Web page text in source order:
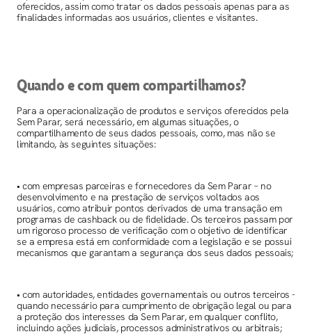
oferecidos, assim como tratar os dados pessoais apenas para as
finalidades informadas aos usuários, clientes e visitantes.
Quando e com quem compartilhamos?
Para a operacionalização de produtos e serviços oferecidos pela
Sem Parar, será necessário, em algumas situações, o
compartilhamento de seus dados pessoais, como, mas não se
limitando, às seguintes situações:
• com empresas parceiras e fornecedores da Sem Parar – no
desenvolvimento e na prestação de serviços voltados aos
usuários, como atribuir pontos derivados de uma transação em
programas de cashback ou de fidelidade. Os terceiros passam por
um rigoroso processo de verificação com o objetivo de identificar
se a empresa está em conformidade com a legislação e se possui
mecanismos que garantam a segurança dos seus dados pessoais;
• com autoridades, entidades governamentais ou outros terceiros -
quando necessário para cumprimento de obrigação legal ou para
a proteção dos interesses da Sem Parar, em qualquer conflito,
incluindo ações judiciais, processos administrativos ou arbitrais;